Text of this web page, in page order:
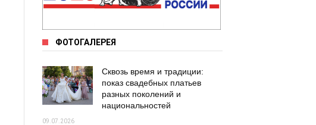
ФОТОГАЛЕРЕЯ
Сквозь время и традиции:
показ свадебных платьев
разных поколений и
национальностей
09.07.2026